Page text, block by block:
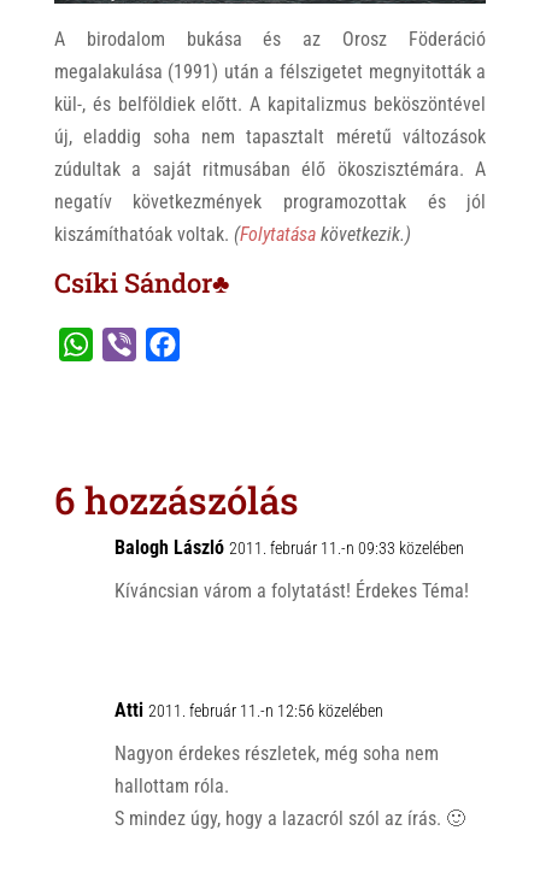
A birodalom bukása és az Orosz Föderáció
megalakulása (1991) után a félszigetet megnyitották a
kül-, és belföldiek előtt. A kapitalizmus beköszöntével
új, eladdig soha nem tapasztalt méretű változások
zúdultak a saját ritmusában élő ökoszisztémára. A
negatív következmények programozottak és jól
kiszámíthatóak voltak. (Folytatásakövetkezik.)
Csíki Sándor♣
A
o
o
6 hozzászólás
Balogh László 2011. február 11.-n 09:33 közelében
Kíváncsian várom a folytatást! Érdekes Téma!
Atti 2011. február 11.-n 12:56 közelében
Nagyon érdekes részletek, még soha nem
hallottam róla.
S mindez úgy, hogy a lazacról szól az írás. 🙂